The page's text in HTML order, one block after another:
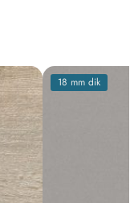
18 mm dik